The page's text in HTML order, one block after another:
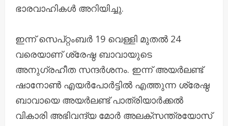
ഭാരവാഹികൾ അറിയിച്ചു.
ഇന്ന് സെപ്റ്റംബർ 19 വെള്ളി മുതല്‍ 24
വരെയാണ് ശ്രേഷ്ഠ ബാവായുടെ
അനുഗ്രഹീത സന്ദര്‍ശനം. ഇന്ന് അയര്‍ലണ്ട്
ഷാനോണ്‍ എയര്‍പോര്‍ട്ടില്‍ എത്തുന്ന ശ്രേഷ്ഠ
ബാവായെ അയര്‍ലണ്ട് പാത്രിയാർക്കൽ
വികാരി അഭിവന്ദ്യ മോര്‍ അലക്‌സന്ത്രയോസ്